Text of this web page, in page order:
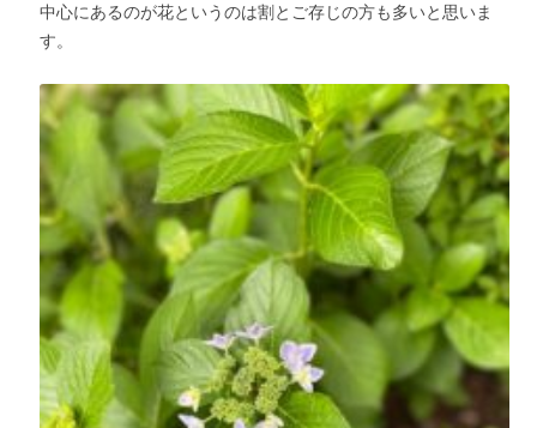
中心にあるのが花というのは割とご存じの方も多いと思いま
す。